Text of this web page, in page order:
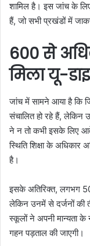
शामिल है। इस जांच के
हैं, जो सभी प्रखंडों में
600 से
मिला यू-
जांच में सामने आया है कि
संचालित हो रहे हैं,
ने न तो कभी इसके लिए
स्थिति शिक्षा के अधिकार
है।
इसके अतिरिक्त, लगभग
लेकिन उनमें से दर्जनों की
स्कूलों ने अपनी मान्यता के
गहन पड़ताल की जाएगी।